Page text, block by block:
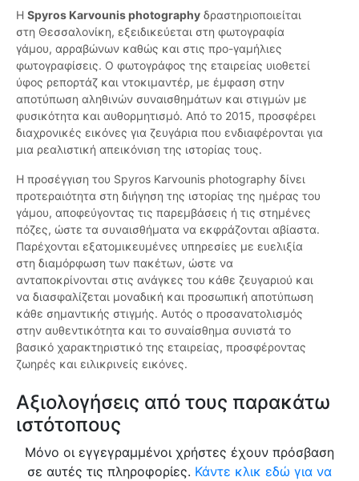
Η Spyros Karvounis photography δραστηριοποιείται
στη Θεσσαλονίκη, εξειδικεύεται στη φωτογραφία
γάμου, αρραβώνων καθώς και στις προ-γαμήλιες
φωτογραφίσεις. Ο φωτογράφος της εταιρείας υιοθετεί
ύφος ρεπορτάζ και ντοκιμαντέρ, με έμφαση στην
αποτύπωση αληθινών συναισθημάτων και στιγμών με
φυσικότητα και αυθορμητισμό. Από το 2015, προσφέρει
διαχρονικές εικόνες για ζευγάρια που ενδιαφέρονται για
μια ρεαλιστική απεικόνιση της ιστορίας τους.
Η προσέγγιση του Spyros Karvounis photography δίνει
προτεραιότητα στη διήγηση της ιστορίας της ημέρας του
γάμου, αποφεύγοντας τις παρεμβάσεις ή τις στημένες
πόζες, ώστε τα συναισθήματα να εκφράζονται αβίαστα.
Παρέχονται εξατομικευμένες υπηρεσίες με ευελιξία
στη διαμόρφωση των πακέτων, ώστε να
ανταποκρίνονται στις ανάγκες του κάθε ζευγαριού και
να διασφαλίζεται μοναδική και προσωπική αποτύπωση
κάθε σημαντικής στιγμής. Αυτός ο προσανατολισμός
στην αυθεντικότητα και το συναίσθημα συνιστά το
βασικό χαρακτηριστικό της εταιρείας, προσφέροντας
ζωηρές και ειλικρινείς εικόνες.
Αξιολογήσεις από τους παρακάτω
ιστότοπους
Μόνο οι εγγεγραμμένοι χρήστες έχουν πρόσβαση
σε αυτές τις πληροφορίες. Κάντε κλικ εδώ για να